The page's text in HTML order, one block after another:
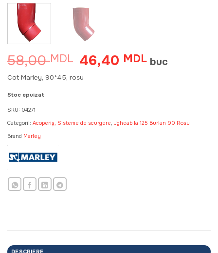
58,00MDL Prețul
inițial
a
46,40 MDLPrețul
curent
buc
Cot Marley, 90*45, rosu
Stoc epuizat
SKU: 04271
Categorii: Acoperiș, Sisteme de scurgere, Jgheab la 125 Burlan 90 Rosu
Brand Marley
DESCRIERE